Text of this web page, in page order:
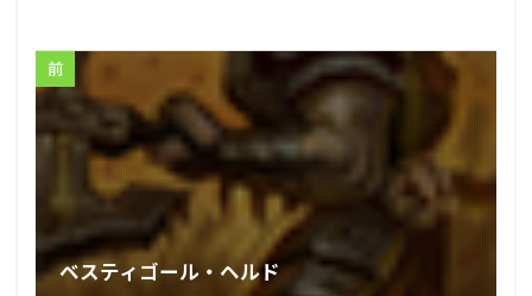
前
ベスティゴール・ヘルド